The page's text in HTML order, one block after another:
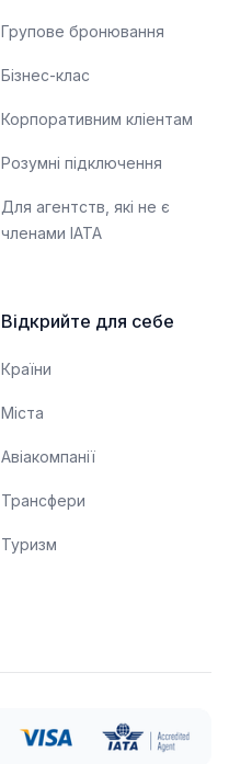
Групове бронювання
Бізнес-клас
Корпоративним кліентам
Розумні підключення
Для агентств, які не є
членами IATA
Відкрийте для себе
Країни
Міста
Авіакомпанії
Трансфери
Туризм